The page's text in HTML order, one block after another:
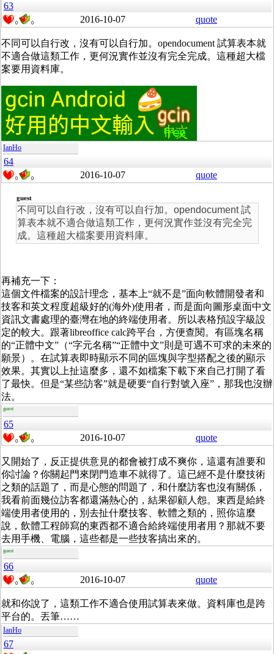
63
0 0 2016-10-07 quote
不同可以自行改，沒有可以自行加。opendocument 試算表本就
不適合做這類工作，更何況實作並沒有完全完成。這種超大檔
案要用資料庫。
IanHo
64
0 0 2016-10-07 quote
guest
不同可以自行改，沒有可以自行加。opendocument 試
算表本就不適合做這類工作，更何況實作並沒有完全完
成。這種超大檔案要用資料庫。
再補充一下：
這個文件檔案的設計理念，基本上“就不是”面向軟體開發者和
技客和英文程度超級好的(海外)使用者，而是面向圖形桌面中文
資訊文書處理的臺灣在地的終端使用者。所以表格預設字級設
定的較大。跟著libreoffice calc跨平台，方便查閱。有區塊名稱
的“正體中文”（“字元名稱”“正體中文”則是可遇不可求的未來的
願景）。在試算表即時顯示不同的區塊與字型搭配之後的顯示
效果。其實以上扯這麼多，還不如檔案下載下來自己打開了看
了最快。但是“某些訪客”就是硬要“自行對號入座”，那我也沒辦
法。
guest
65
0 0 2016-10-07 quote
又開始了，反正提供意見的都會被打成不爽你，這還有誰要和
你討論？你關起門來閉門造車不就得了。這已經不是什麼技術
之類的話題了，而是心態的問題了，和什麼訪客也沒有關係，
我看前面幾位訪客都還滿熱心的，結果卻顧人怨。東西是給終
端使用者使用的，別去扯什麼技客、軟體之類的，照你這麼
說，飲體工程師寫的東西都不適合給終端使用者用？那就不要
去用手機、電腦，這些都是一些技客搞出來的。
guest
66
0 0 2016-10-07 quote
就和你說了，這類工作不適合使用試算表來做。資料庫也是跨
平台的。丟筆……
IanHo
67